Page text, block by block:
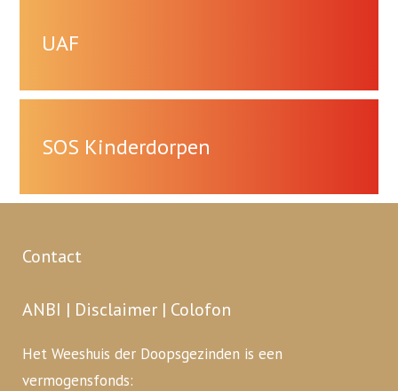
UAF
SOS Kinderdorpen
Contact
ANBI | Disclaimer | Colofon
Het Weeshuis der Doopsgezinden is een
vermogensfonds: